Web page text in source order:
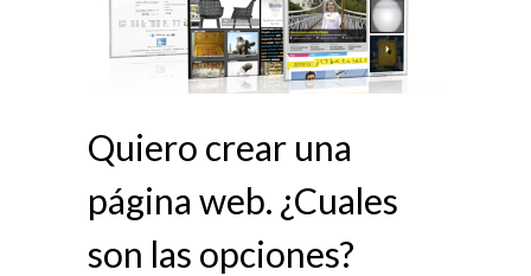
Quiero crear una
página web. ¿Cuales
son las opciones?